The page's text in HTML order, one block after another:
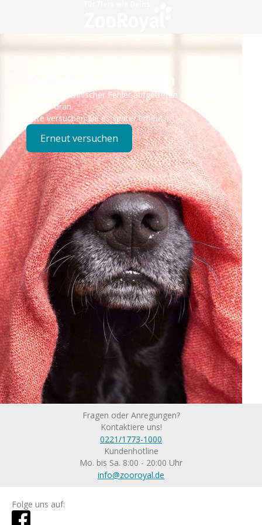
Technisches Problem
Es ist ein technischer Fehler aufgetreten – wir sind
bereits dran.
Bitte versuchen Sie es später erneut.
Erneut versuchen
Fragen oder Anregungen?
Kontaktiere uns!
0221/1773-1000
Kundenhotline
Mo. bis Sa. 8:00 - 20:00 Uhr
info@zooroyal.de
Folge uns auf: